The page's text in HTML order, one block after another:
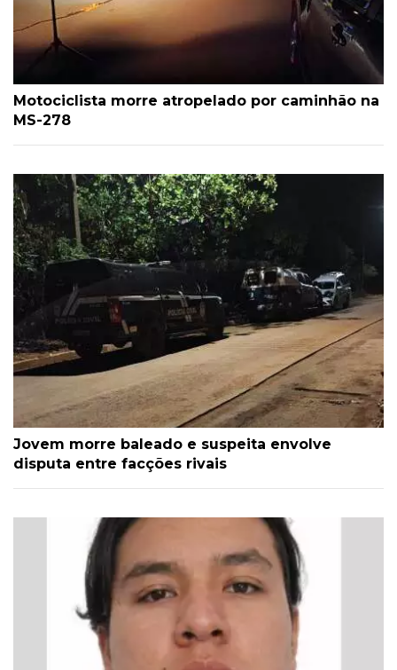
Motociclista morre atropelado por caminhão na
MS-278
Jovem morre baleado e suspeita envolve
disputa entre facções rivais